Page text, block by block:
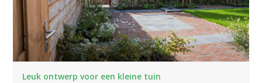
Leuk ontwerp voor een kleine tuin